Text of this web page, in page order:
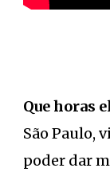
Que horas
São Paulo,
poder dar